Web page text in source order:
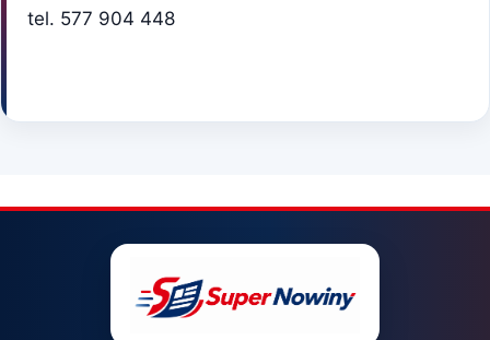
tel. 577 904 448